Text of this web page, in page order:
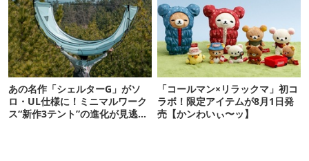
あの名作「シェルターG」がソ
ロ・UL仕様に！ミニマルワーク
ス“新作3テント”の進化が見逃せ
「コールマン×リラックマ」初コ
ラボ！限定アイテムが8月1日発
売【かンわいぃ〜ッ】